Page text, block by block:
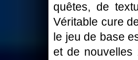
quêtes, de
Véritable cure
le jeu de base
et de nouvelles